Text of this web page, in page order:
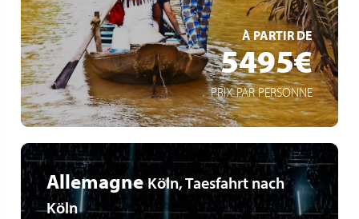
À PARTIR DE
5495€
PRIX PAR PERSONNE
EN SAVOIR +
Allemagne Köln, Taesfahrt nach
Köln